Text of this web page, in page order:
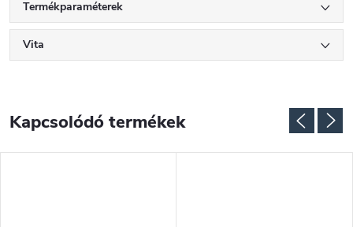
Termékparaméterek
Vita
Kapcsolódó termékek